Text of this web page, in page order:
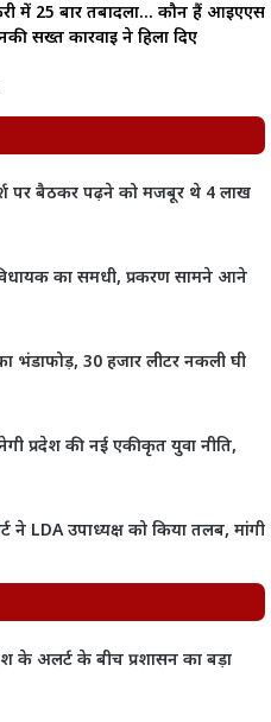
में 25 बार तबादला… कौन हैं आईएएस
सख्त कार्रवाई ने हिला दिए
पर बैठकर पढ़ने को मजबूर थे 4 लाख
का समधी, प्रकरण सामने आने
भंडाफोड़, 30 हजार लीटर नकली घी
की नई एकीकृत युवा नीति,
ने LDA उपाध्यक्ष को किया तलब, मांगी
के अलर्ट के बीच प्रशासन का बड़ा